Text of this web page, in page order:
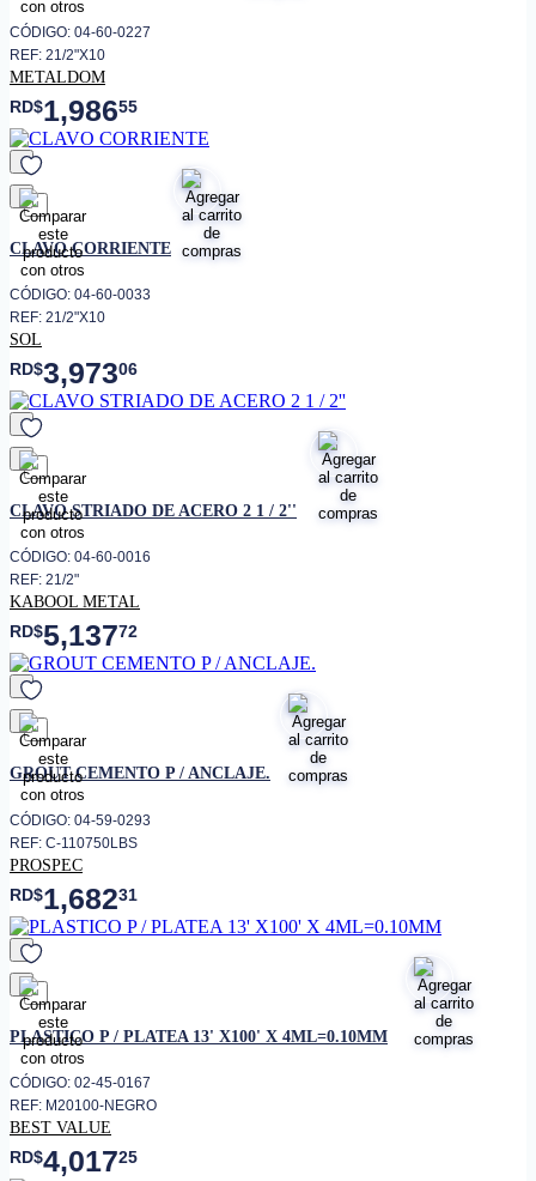
CÓDIGO: 04-60-0227
REF: 21/2"X10
METALDOM
RD$1,98655
favorito
CLAVO CORRIENTE
CÓDIGO: 04-60-0033
REF: 21/2"X10
SOL
RD$3,97306
favorito
CLAVO STRIADO DE ACERO 2 1 / 2''
CÓDIGO: 04-60-0016
REF: 21/2"
KABOOL METAL
RD$5,13772
favorito
GROUT CEMENTO P / ANCLAJE.
CÓDIGO: 04-59-0293
REF: C-110750LBS
PROSPEC
RD$1,68231
favorito
PLASTICO P / PLATEA 13' X100' X 4ML=0.10MM
CÓDIGO: 02-45-0167
REF: M20100-NEGRO
BEST VALUE
RD$4,01725